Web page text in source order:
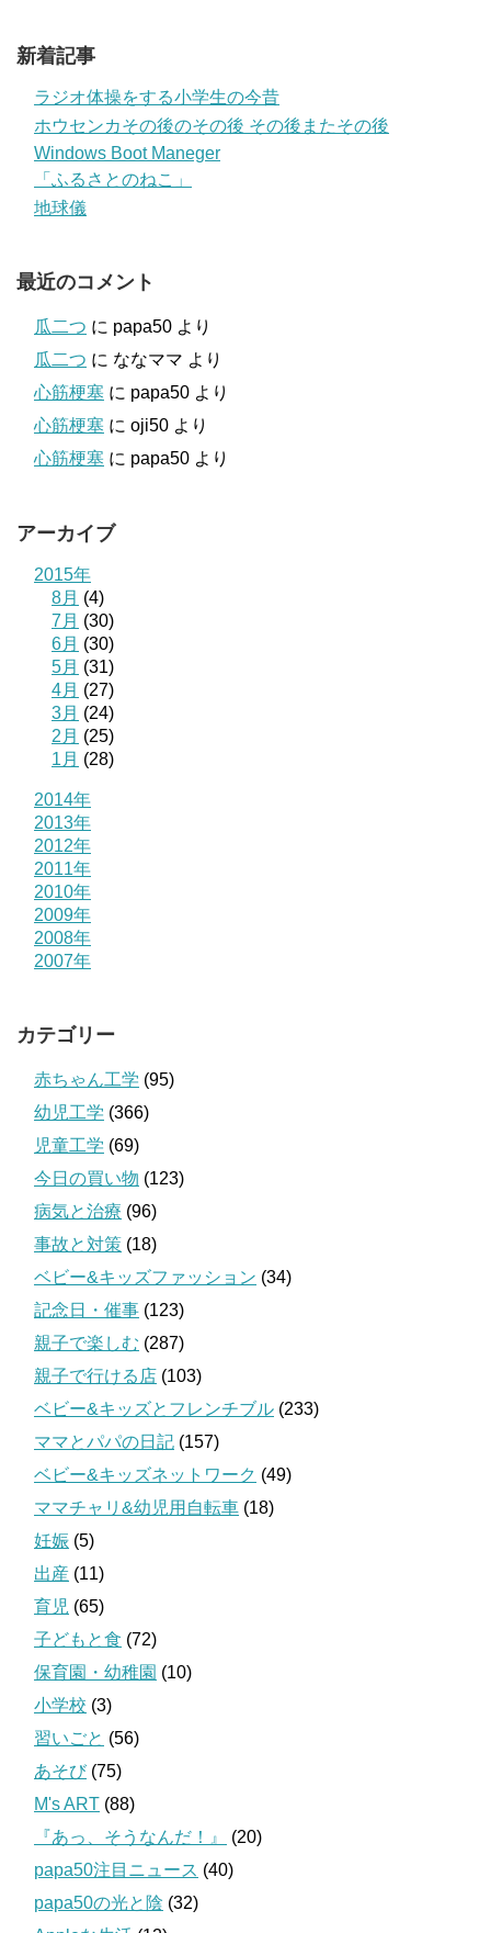
新着記事
ラジオ体操をする小学生の今昔
ホウセンカその後のその後 その後またその後
Windows Boot Maneger
「ふるさとのねこ」
地球儀
最近のコメント
瓜二つ に papa50 より
瓜二つ に ななママ より
心筋梗塞 に papa50 より
心筋梗塞 に oji50 より
心筋梗塞 に papa50 より
アーカイブ
2015年
8月 (4)
7月 (30)
6月 (30)
5月 (31)
4月 (27)
3月 (24)
2月 (25)
1月 (28)
2014年
2013年
2012年
2011年
2010年
2009年
2008年
2007年
カテゴリー
赤ちゃん工学 (95)
幼児工学 (366)
児童工学 (69)
今日の買い物 (123)
病気と治療 (96)
事故と対策 (18)
ベビー&キッズファッション (34)
記念日・催事 (123)
親子で楽しむ (287)
親子で行ける店 (103)
ベビー&キッズとフレンチブル (233)
ママとパパの日記 (157)
ベビー&キッズネットワーク (49)
ママチャリ&幼児用自転車 (18)
妊娠 (5)
出産 (11)
育児 (65)
子どもと食 (72)
保育園・幼稚園 (10)
小学校 (3)
習いごと (56)
あそび(75)
M's ART (88)
『あっ、そうなんだ！』
(20)
papa50注目ニュース (40)
papa50の光と陰 (32)